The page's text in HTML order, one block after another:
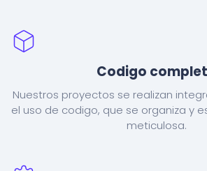
Codigo
Nuestros proyectos se realizan
el uso de codigo, que se organiza y
meticulosa.